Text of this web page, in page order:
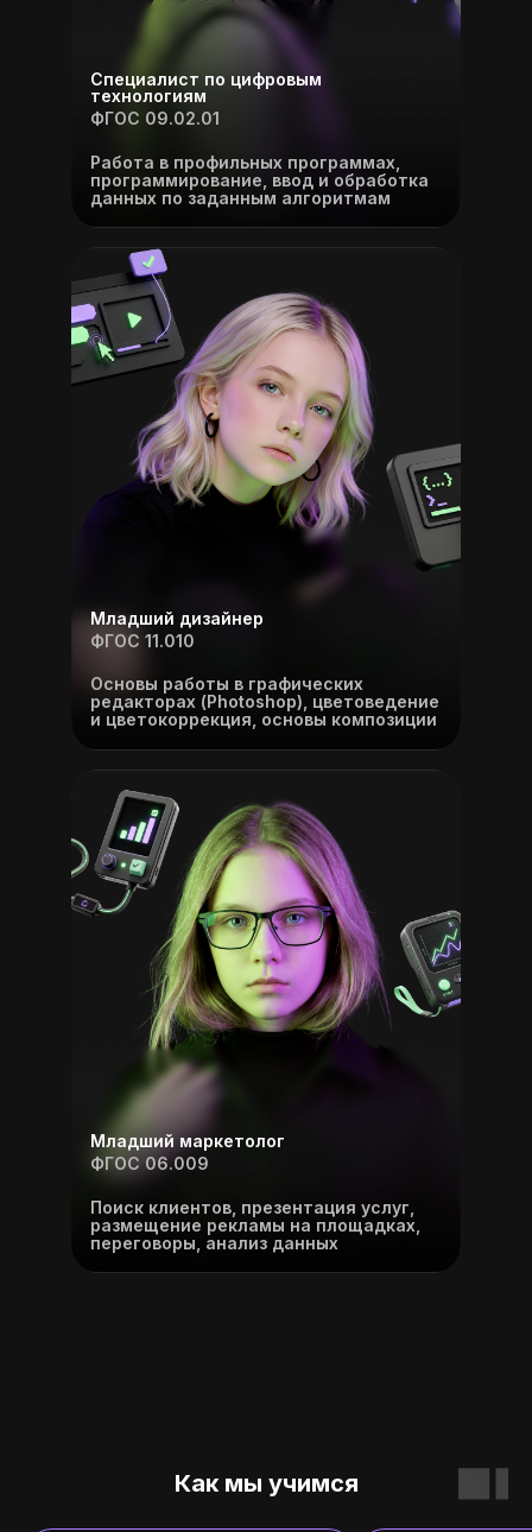
Младший маркетолог
Поиск клиентов, презентация услуг,
размещение рекламы на площадках,
переговоры, анализ данных
Младший дизайнер
Основы работы в графических
редакторах (Photoshop), цветоведение
и цветокоррекция, основы композиции
Специалист по цифровым
технологиям
Работа в профильных программах,
программирование, ввод и обработка
данных по заданным алгоритмам
ФГОС 09.02.01
ФГОС 11.010
ФГОС 06.009
Как мы учимся